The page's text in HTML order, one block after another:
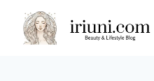
Inhalt
springen